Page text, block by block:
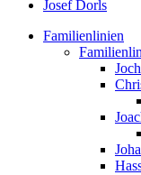
Josef Dorls
Familienlinien